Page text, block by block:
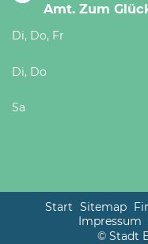
Amt. Zum
Di, Do, Fr
Di, Do
Sa
Start Sitemap
Impressum
© Stadt